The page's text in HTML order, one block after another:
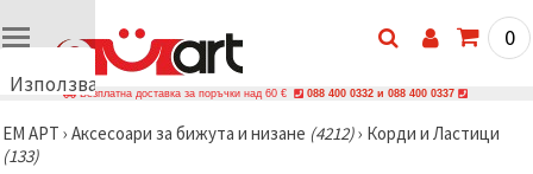
Използваме
🍪
Използваме
0
Безплатна доставка за поръчки над 60 € 088 400 0332 и 088 400 0337
ЕМ АРТ › Аксесоари за бижута и низане (4212)› Корди и Ластици
(133)